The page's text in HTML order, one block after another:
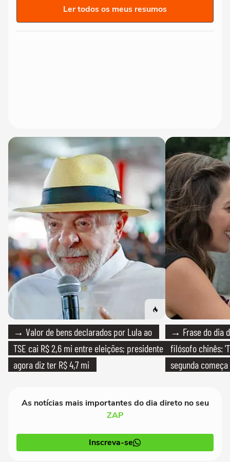
Ler todos os meus resumos
→ Valor de bens declarados por Lula ao
TSE cai R$ 2,6 mi entre eleições; presidente
agora diz ter R$ 4,7 mi
→ Frase do dia
filósofo chinês:
segunda
As notícias mais importantes do dia direto no seu
ZAP
Inscreva-se